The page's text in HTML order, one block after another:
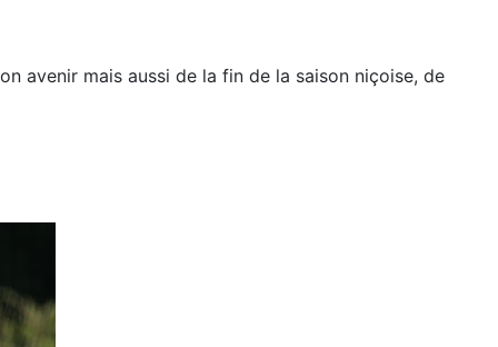
avenir mais aussi de la fin de la saison niçoise, de